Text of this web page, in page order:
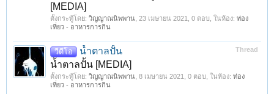
[MEDIA]
ตั้งกระทู้โดย: วิญญาณนิพพาน 23 เมษายน 2021 , 0 ตอบ, ในห้อง: ท่อง
เที่ยว - อาหารการกิน
Thread
วีดีโอ
น้ำตาลปั้น
น้ำตาลปั้น [MEDIA]
ตั้งกระทู้โดย: วิญญาณนิพพาน 8 เมษายน 2021 , 0 ตอบ, ในห้อง: ท่อง
เที่ยว - อาหารการกิน